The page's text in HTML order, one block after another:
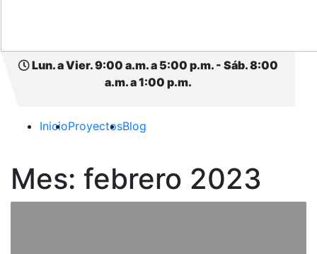
Lun. a Vier. 9:00 a.m. a 5:00 p.m. - Sáb. 8:00
a.m. a 1:00 p.m.
InicioProyectosBlog
Mes: febrero 2023